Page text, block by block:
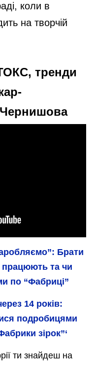
коли в
на творчій
тренди
Чернишова
Брати
працюють та чи
по “Фабриці”
14 років:
подробицями
зірок”‘
ти знайдеш на